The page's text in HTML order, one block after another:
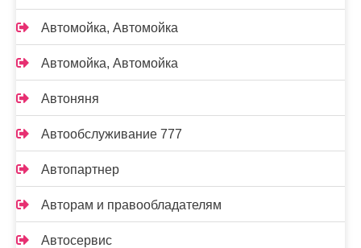
Автомойка, Автомойка
Автомойка, Автомойка
Автоняня
Автообслуживание 777
Автопартнер
Авторам и правообладателям
Автосервис